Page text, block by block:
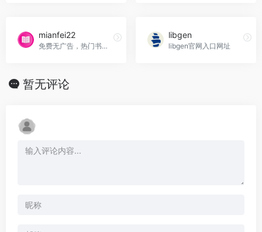
mianfei22
免费无广告，热门书都有，追更方便。多个热门书源聚合成的书库
libgen
libgen官网入口网址
暂无评论